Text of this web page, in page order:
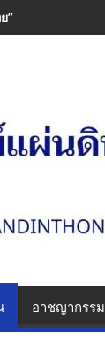
”
อาชญากรรม